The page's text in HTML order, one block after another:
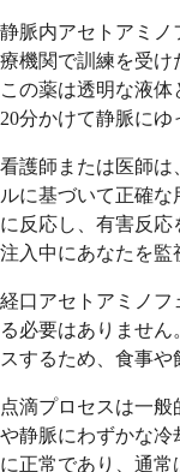
静脈内アセトアミノ
療機関で訓練を受け
この薬は透明な液
20分かけて静脈にゆ
看護師または医師は
ルに基づいて正確
に反応し、有害反応
注入中にあなたを監
経口アセトアミノフ
る必要はありませ
スするため、食事や
点滴プロセスは一
や静脈にわずかな冷
に正常であり、通常